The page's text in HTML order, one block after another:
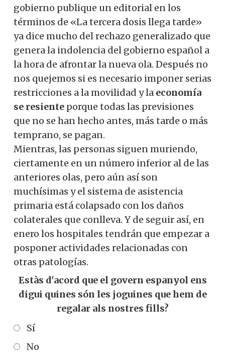
gobierno publique un editorial en los
términos de «La tercera dosis llega tarde»
ya dice mucho del rechazo generalizado que
genera la indolencia del gobierno español a
la hora de afrontar la nueva ola. Después no
nos quejemos si es necesario imponer serias
restricciones a la movilidad y la economía
se resiente porque todas las previsiones
que no se han hecho antes, más tarde o más
temprano, se pagan.
Mientras, las personas siguen muriendo,
ciertamente en un número inferior al de las
anteriores olas, pero aún así son
muchísimas y el sistema de asistencia
primaria está colapsado con los daños
colaterales que conlleva. Y de seguir así, en
enero los hospitales tendrán que empezar a
posponer actividades relacionadas con
otras patologías.
Estàs d'acord que el govern espanyol ens
digui quines són les joguines que hem de
regalar als nostres fills?
Sí
No